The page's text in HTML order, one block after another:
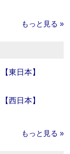
もっと見る »
東日本】
西日本】
もっと見る »